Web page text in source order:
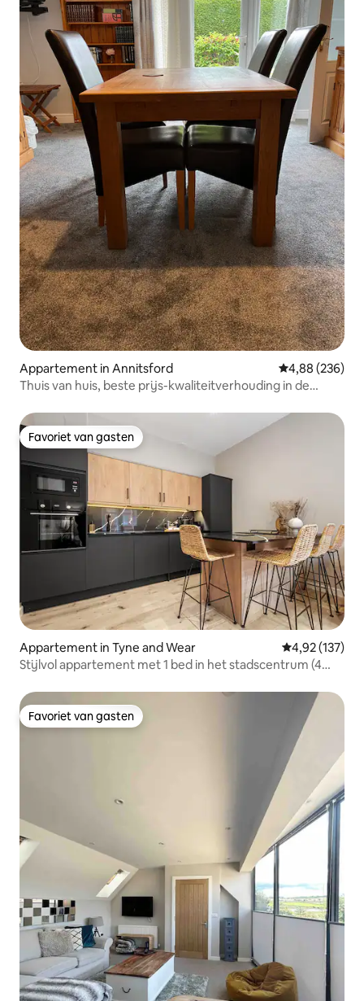
Appartement in Annitsford Gemiddelde
4,88 (236)
Thuis van huis, beste prijs-kwaliteitverhouding in de
Favoriet van gasten
Favoriet van gasten
Appartement in Tyne and Wear Gemiddelde
4,92 (137)
Stijlvol appartement met 1 bed in het stadscentrum (4
Favoriet van gasten
Favoriet van gasten